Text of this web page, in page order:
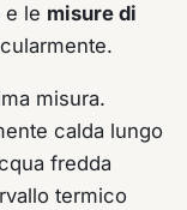
e le misure di
misura.
calda lungo
fredda
termico